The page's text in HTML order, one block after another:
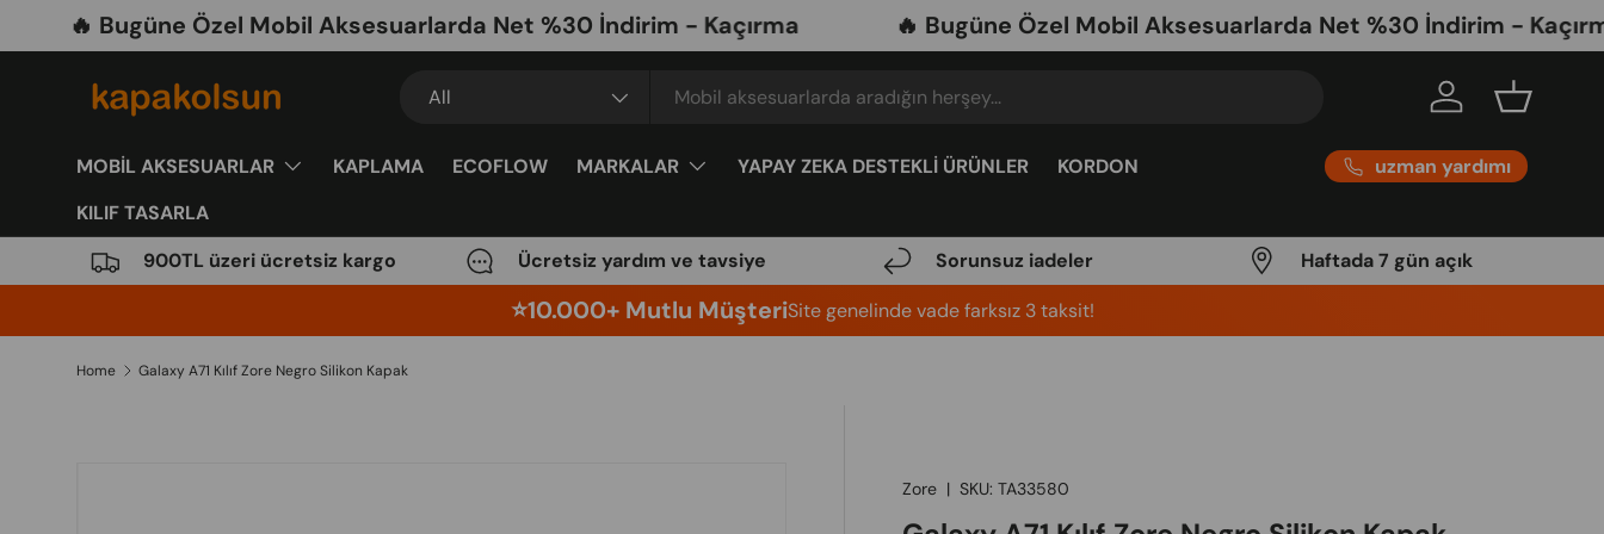
Skip to content
Bugüne Özel Mobil Aksesuarlarda Net %30 İndirim - Kaçırma 🔥 Bugüne Özel Mobil Aksesuarlarda Net %30 İndirim - Kaçırma
All Log in Basket
MOBİL AKSESUARLAR KAPLAMA ECOFLOW MARKALAR YAPAY ZEKA DESTEKLİ ÜRÜNLER
KORDON
KILIF TASARLA
uzman yardımı
900TL üzeri ücretsiz kargo Ücretsiz yardım ve tavsiye Sorunsuz iadeler Haftada 7 gün açık
⭐️10.000+ Mutlu MüşteriSite genelinde vade farksız 3 taksit!
Home Galaxy A71 Kılıf Zore Negro Silikon Kapak
Zore |SKU: TA33580